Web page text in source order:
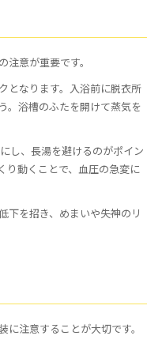
意が重要です。
となります。入浴前に脱衣所
。浴槽のふたを開けて蒸気を
し、長湯を避けるのがポイン
り動くことで、血圧の急変に
下を招き、めまいや失神のリ
注意することが大切です。